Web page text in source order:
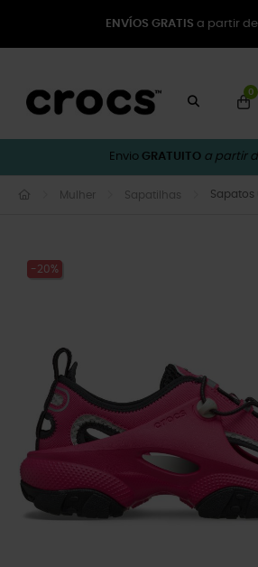
ENVÍOS GRATIS a partir
0
Envio GRATUITO a partir
Mulher Sapatilhas Sapatos
-20%